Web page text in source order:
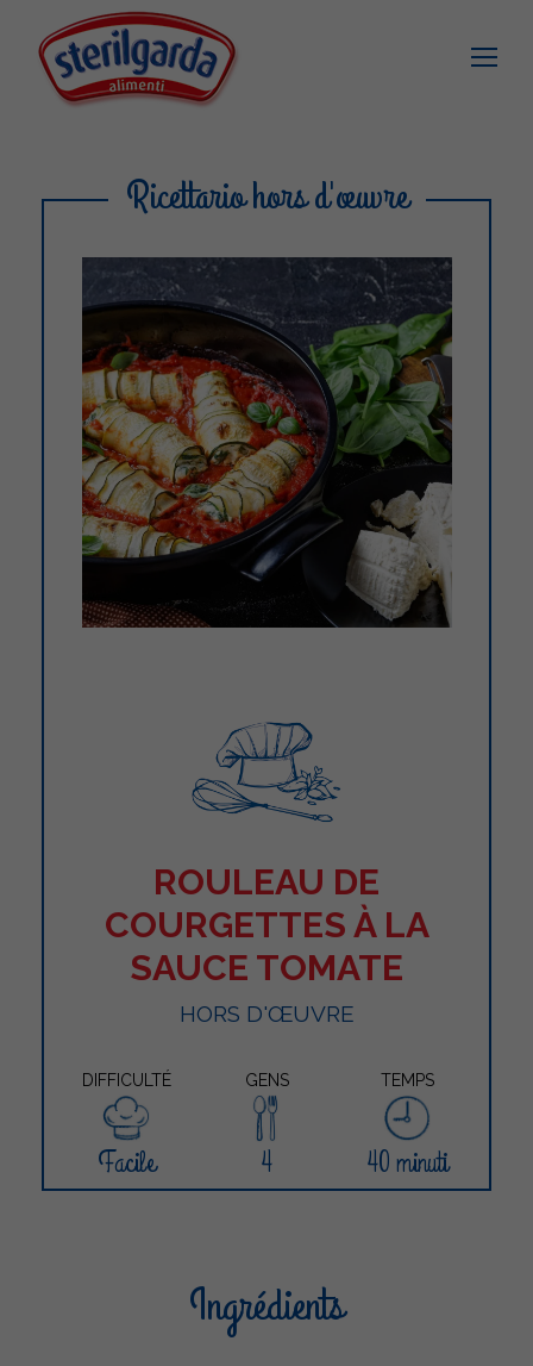
Ricettario hors d'œuvre
ROULEAU DE
COURGETTES À LA
SAUCE TOMATE
HORS D'ŒUVRE
DIFFICULTÉ GENS TEMPS
Facile 4 40 minuti
Ingrédients